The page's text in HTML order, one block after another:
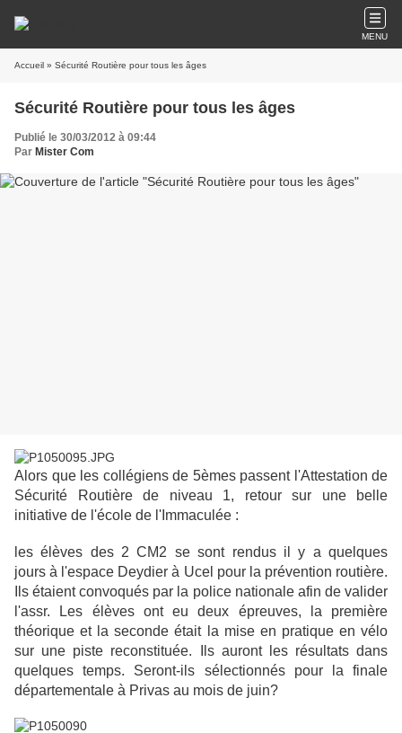
MENU
Accueil » Sécurité Routière pour tous les âges
Sécurité Routière pour tous les âges
Publié le 30/03/2012 à 09:44
Par Mister Com
Alors que les collégiens de 5èmes passent l'Attestation de
Sécurité Routière de niveau 1, retour sur une belle
initiative de l'école de l'Immaculée :
les élèves des 2 CM2 se sont rendus il y a quelques
jours à l'espace Deydier à Ucel pour la prévention routière.
Ils étaient convoqués par la police nationale afin de valider
l'assr. Les élèves ont eu deux épreuves, la première
théorique et la seconde était la mise en pratique en vélo
sur une piste reconstituée. Ils auront les résultats dans
quelques temps. Seront-ils sélectionnés pour la finale
départementale à Privas au mois de juin?